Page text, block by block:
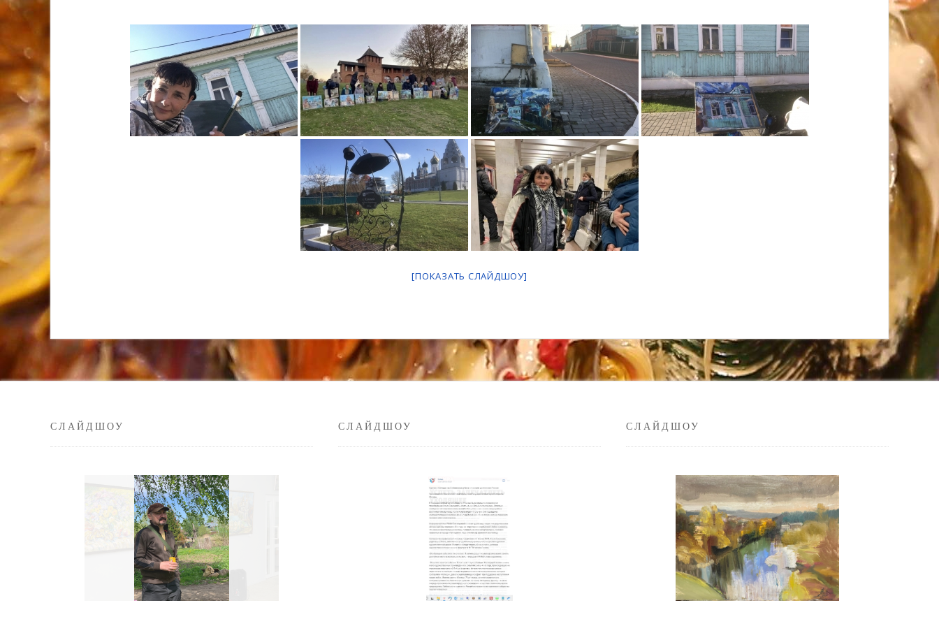
[ПОКАЗАТЬ СЛАЙДШОУ]
СЛАЙДШОУ СЛАЙДШОУ СЛАЙДШОУ